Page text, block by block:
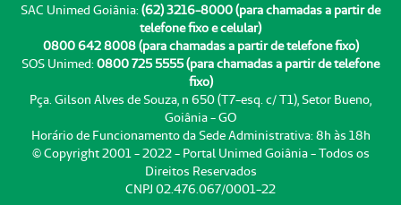
SAC Unimed Goiânia: (62) 3216-8000 (para chamadas a partir de
telefone fixo e celular)
0800 642 8008 (para chamadas a partir de telefone fixo)
SOS Unimed: 0800 725 5555 (para chamadas a partir de telefone
fixo)
Pça. Gilson Alves de Souza, n 650 (T7-esq. c/ T1), Setor Bueno,
Goiânia - GO
Horário de Funcionamento da Sede Administrativa: 8h às 18h
© Copyright 2001 - 2022 - Portal Unimed Goiânia - Todos os
Direitos Reservados
CNPJ 02.476.067/0001-22